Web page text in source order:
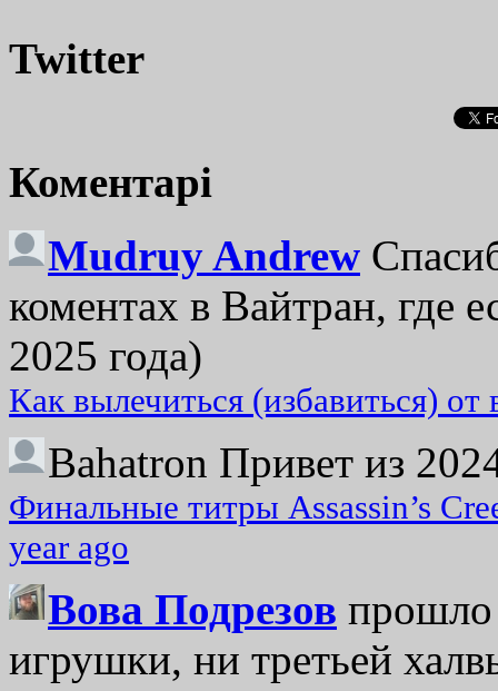
Twitter
Коментарі
Mudruy Andrew
коментах в Вайтран, где
2025 года)
Как вылечиться (избавиться)
Bahatron Привет из
Финальные титры Assassin’s
year ago
Вова Подрезов прошло
игрушки, ни третьей